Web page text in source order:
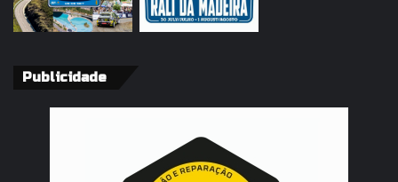
Publicidade